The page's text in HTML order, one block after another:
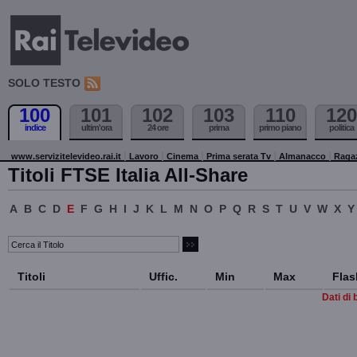
SOLO TESTO
100
indice
101
ultim'ora
102
24 ore
103
prima
110
primo piano
120
politica
www.servizitelevideo.rai.it Lavoro Cinema Prima serata Tv Almanacco
Titoli FTSE Italia All-Share
A B C D E F G H I J K L M N O P Q R S T U V W X Y
Titoli Uffic. Min Max
Dati di